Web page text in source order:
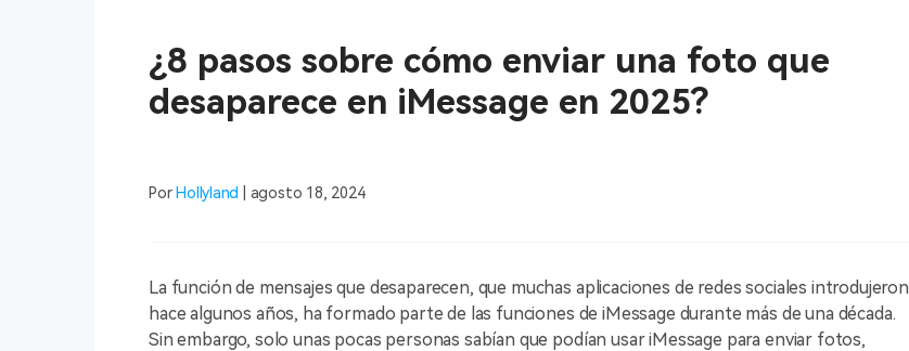
¿8 pasos sobre cómo enviar una foto que
desaparece en iMessage en 2025?
Por Hollyland | agosto 18, 2024
La función de mensajes que desaparecen, que muchas aplicaciones de redes sociales introdujeron
hace algunos años, ha formado parte de las funciones de iMessage durante más de una década.
Sin embargo, solo unas pocas personas sabían que podían usar iMessage para enviar fotos,